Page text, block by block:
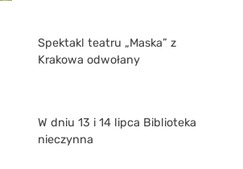
Spektakl teatru „Maska” z
Krakowa odwołany
W dniu 13 i 14 lipca Biblioteka
nieczynna